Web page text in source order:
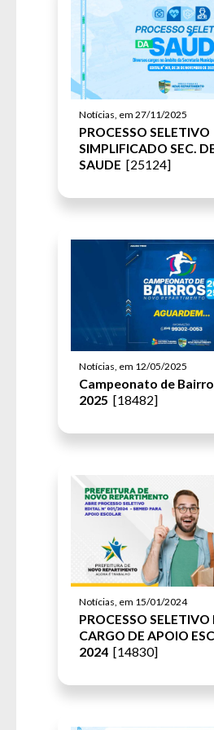
Notícias, em 27/11/2025
PROCESSO SELETIVO
SIMPLIFICADO SEC.
SAUDE [25124]
Notícias, em 12/05/2025
Campeonato de
2025 [18482]
Notícias, em 15/01/2024
PROCESSO SELETIVO
CARGO DE APOIO
2024 [14830]